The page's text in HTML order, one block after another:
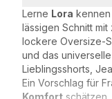
Lerne Lora
lässigen Schnitt
lockere Oversize-
und das
Lieblingsshorts,
Ein Vorschlag für
Komfort